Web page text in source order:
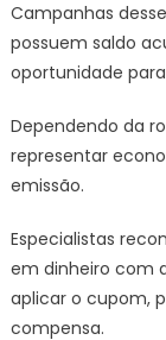
Campanhas
possuem saldo
oportunidade
Dependendo da
representar
emissão.
Especialistas
em dinheiro com
aplicar o cupom,
compensa.